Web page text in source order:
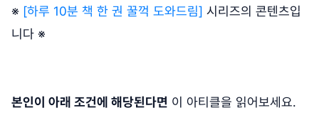
※ [하루 10분 책 한 권 꿀꺽 도와드림] 시리즈의 콘텐츠입
니다 ※
본인이 아래 조건에 해당된다면 이 아티클을 읽어보세요.